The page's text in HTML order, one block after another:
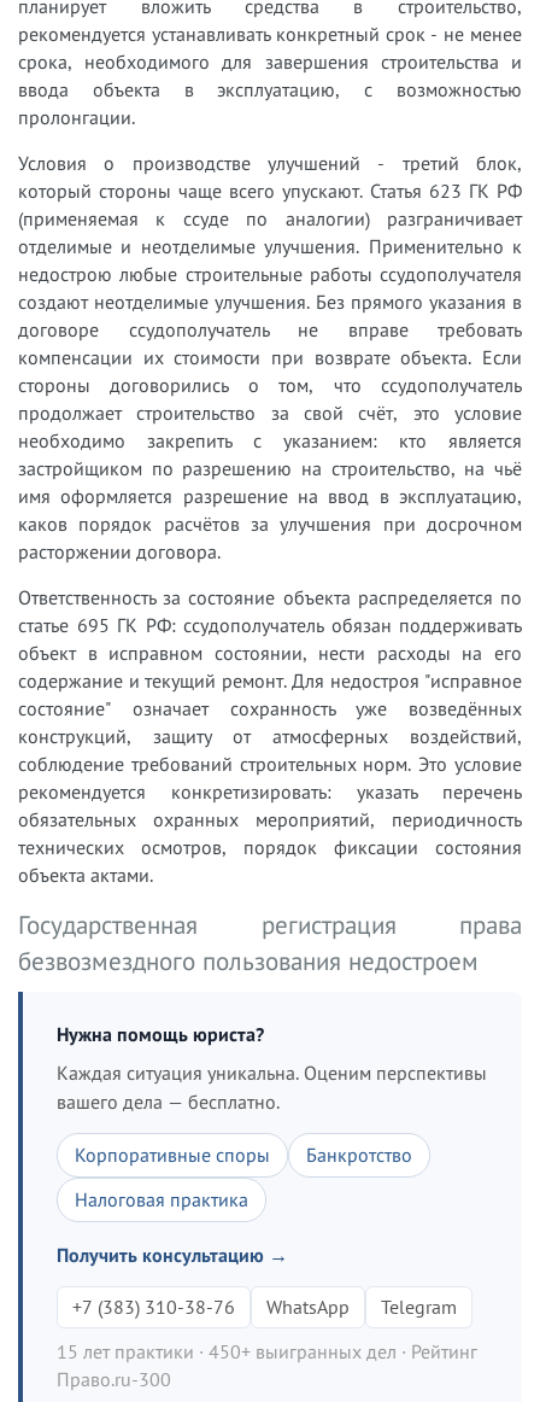
планирует вложить средства в строительство,
рекомендуется устанавливать конкретный срок - не менее
срока, необходимого для завершения строительства и
ввода объекта в эксплуатацию, с возможностью
пролонгации.
Условия о производстве улучшений - третий блок,
который стороны чаще всего упускают. Статья 623 ГК РФ
(применяемая к ссуде по аналогии) разграничивает
отделимые и неотделимые улучшения. Применительно к
недострою любые строительные работы ссудополучателя
создают неотделимые улучшения. Без прямого указания в
договоре ссудополучатель не вправе требовать
компенсации их стоимости при возврате объекта. Если
стороны договорились о том, что ссудополучатель
продолжает строительство за свой счёт, это условие
необходимо закрепить с указанием: кто является
застройщиком по разрешению на строительство, на чьё
имя оформляется разрешение на ввод в эксплуатацию,
каков порядок расчётов за улучшения при досрочном
расторжении договора.
Ответственность за состояние объекта распределяется по
статье 695 ГК РФ: ссудополучатель обязан поддерживать
объект в исправном состоянии, нести расходы на его
содержание и текущий ремонт. Для недостроя "исправное
состояние" означает сохранность уже возведённых
конструкций, защиту от атмосферных воздействий,
соблюдение требований строительных норм. Это условие
рекомендуется конкретизировать: указать перечень
обязательных охранных мероприятий, периодичность
технических осмотров, порядок фиксации состояния
объекта актами.
Государственная регистрация права
безвозмездного пользования недостроем
Нужна помощь юриста?
Каждая ситуация уникальна. Оценим перспективы
вашего дела — бесплатно.
Корпоративные споры
Банкротство
Налоговая практика
Получить консультацию →
+7 (383) 310-38-76 WhatsApp
Telegram
15 лет практики · 450+ выигранных дел · Рейтинг
Право.ru-300